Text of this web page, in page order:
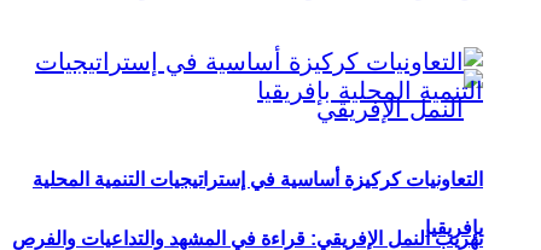
تهريب النمل الإفريقي: قراءة في المشهد والتداعيات والفرص
التعاونيات كركيزة أساسية في إستراتيجيات التنمية المحلية
بإفريقيا